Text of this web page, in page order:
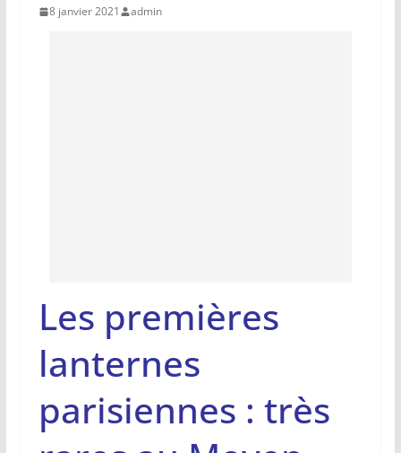
8 janvier 2021 admin
Les premières
lanternes
parisiennes : très